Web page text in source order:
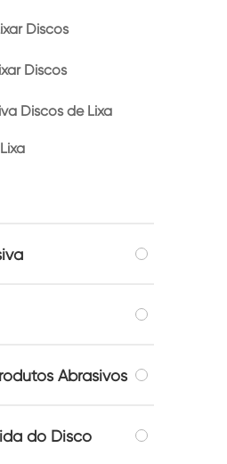
Discos
Discos
Discos de Lixa
Abrasivos
do Disco